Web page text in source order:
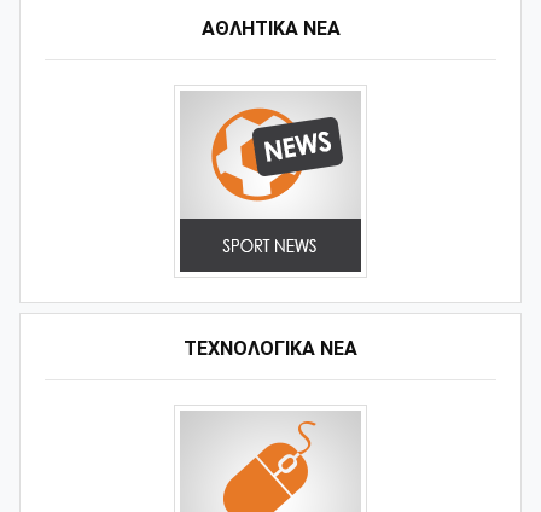
ΑΘΛΗΤΙΚΆ ΝΈΑ
ΤΕΧΝΟΛΟΓΙΚΑ ΝΕΑ